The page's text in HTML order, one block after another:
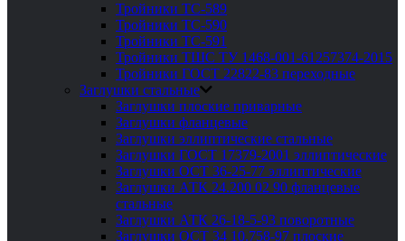
Тройники ТС-589
Тройники ТС-590
Тройники ТС-591
Тройники ТШС ТУ 1468-001-61257374-2015
Тройники ГОСТ 22822-83 переходные
Заглушки стальные
Заглушки плоские приварные
Заглушки фланцевые
Заглушки эллиптические стальные
Заглушки ГОСТ 17379-2001 эллиптические
Заглушки ОСТ 36-25-77 эллиптические
Заглушки АТК 24.200 02 90 фланцевые
стальные
Заглушки АТК 26-18-5-93 поворотные
Заглушки ОСТ 34 10.758-97 плоские